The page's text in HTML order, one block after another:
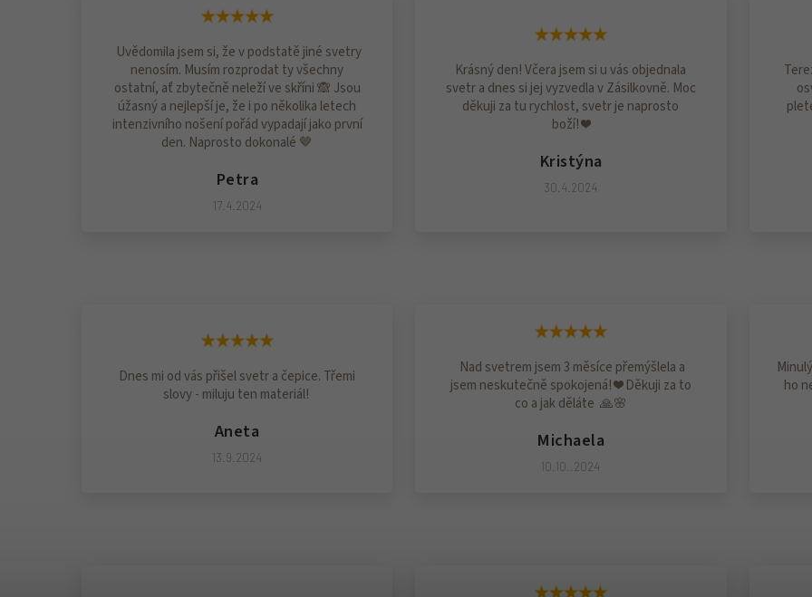
Uvědomila jsem si, že v podstatě jiné svetry
nenosím. Musím rozprodat ty všechny
ostatní, ať zbytečně neleží ve skříni 🙈 Jsou
úžasný a nejlepší je, že i po několika letech
intenzivního nošení pořád vypadají jako první
den. Naprosto dokonalé 🤎
Petra
17.4.2024
Krásný den! Včera jsem si u vás objednala
svetr a dnes si jej vyzvedla v Zásilkovně. Moc
děkuji za tu rychlost, svetr je naprosto
boží! ❤️
Kristýna
30.4.2024
Dnes mi od vás přišel svetr a čepice. Třemi
slovy - miluju ten materiál!
Aneta
13.9.2024
Nad svetrem jsem 3 měsíce přemýšlela a
jsem neskutečně spokojená! ❤️ Děkuji za to
co a jak děláte 🙏🌸
Michaela
10.10..2024
ho